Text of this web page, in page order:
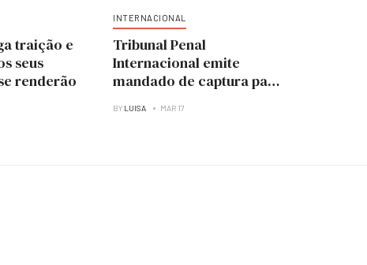
traição e
seus
renderão
INTERNACIONAL
Tribunal Penal
Internacional emite
mandado de captura para
BY LUISA MAR 17